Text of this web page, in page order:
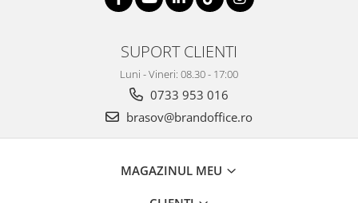
SUPORT CLIENTI
Luni - Vineri: 08.30 - 17:00
0733 953 016
brasov@brandoffice.ro
MAGAZINUL MEU